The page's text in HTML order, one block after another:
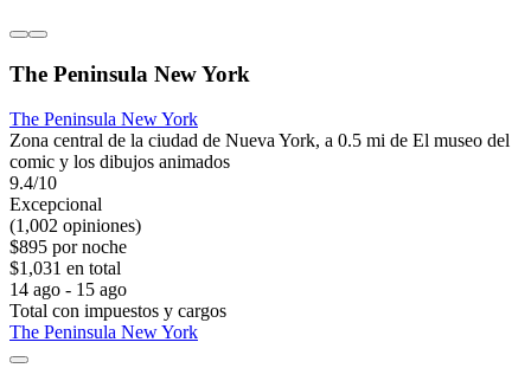
The Peninsula New York
The Peninsula New York
Zona central de la ciudad de Nueva York, a 0.5 mi de El museo del
comic y los dibujos animados
9.4/10
Excepcional
(1,002 opiniones)
$895 por noche
$1,031 en total
14 ago - 15 ago
Total con impuestos y cargos
The Peninsula New York